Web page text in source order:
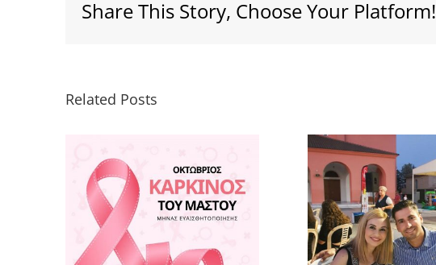
Share This Story, Choose Your Platform!
Related Posts